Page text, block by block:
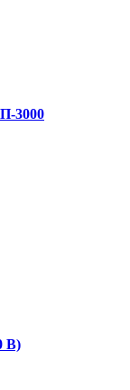
3000
В)